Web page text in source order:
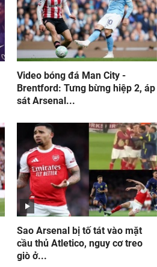
Video bóng đá Man City -
Brentford: Tưng bừng hiệp 2, áp
sát Arsenal...
Sao Arsenal bị tố tát vào mặt
cầu thủ Atletico, nguy cơ treo
giò ở...